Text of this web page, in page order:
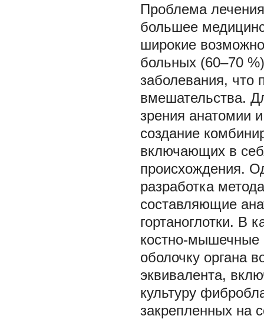
Проблема лечения
большее
широкие
больных (60‒70
заболевания, что
вмешательства.
зрения анатомии
создание
включающих в
происхождения.
разработка
составляющие
гортаноглотки. В
костно-
оболочку органа
эквивалента,
культуру
закрепленных на